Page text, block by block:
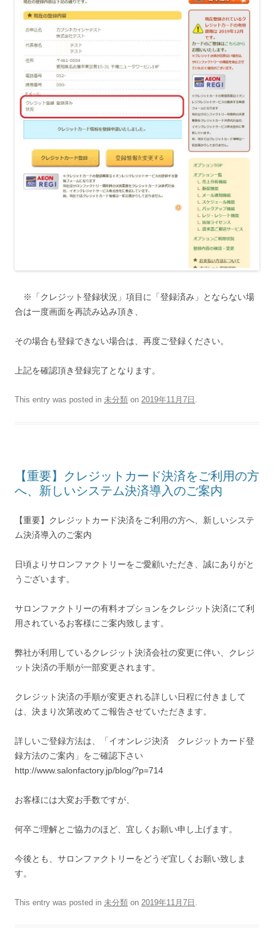
※「クレジット登録状況」項目に「登録済み」とならない場
合は一度画面を再読み込み頂き、
その場合も登録できない場合は、再度ご登録ください。
上記を確認頂き登録完了となります。
This entry was posted in 未分類 on 2019年11月7日 .
【重要】クレジットカード決済をご利用の方
へ、新しいシステム決済導入のご案内
【重要】クレジットカード決済をご利用の方へ、新しいシステ
ム決済導入のご案内
日頃よりサロンファクトリーをご愛顧いただき、誠にありがと
うございます。
サロンファクトリーの有料オプションをクレジット決済にて利
用されているお客様にご案内致します。
弊社が利用しているクレジット決済会社の変更に伴い、クレジ
ット決済の手順が一部変更されます。
クレジット決済の手順が変更される詳しい日程に付きまして
は、決まり次第改めてご報告させていただきます。
詳しいご登録方法は、「イオンレジ決済 クレジットカード登
録方法のご案内」をご確認下さい
http://www.salonfactory.jp/blog/?p=714
お客様には大変お手数ですが、
何卒ご理解とご協力のほど、宜しくお願い申し上げます。
今後とも、サロンファクトリーをどうぞ宜しくお願い致しま
す。
This entry was posted in 未分類 on 2019年11月7日 .